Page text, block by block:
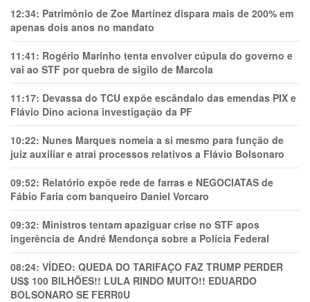
12:34: Patrimônio de Zoe Martínez dispara mais de 200% em
apenas dois anos no mandato
11:41: Rogério Marinho tenta envolver cúpula do governo e
vai ao STF por quebra de sigilo de Marcola
11:17: Devassa do TCU expõe escândalo das emendas PIX e
Flávio Dino aciona investigação da PF
10:22: Nunes Marques nomeia a si mesmo para função de
juiz auxiliar e atrai processos relativos a Flávio Bolsonaro
09:52: Relatório expõe rede de farras e NEGOCIATAS de
Fábio Faria com banqueiro Daniel Vorcaro
09:32: Ministros tentam apaziguar crise no STF apos
ingerência de André Mendonça sobre a Polícia Federal
08:24: VÍDEO: QUEDA DO TARIFAÇO FAZ TRUMP PERDER
US$ 100 BILHÕES!! LULA RINDO MUITO!! EDUARDO
BOLSONARO SE FERR0U